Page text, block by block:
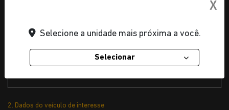
2. Dados do veículo de interesse
X
Selecione a unidade mais próxima a você.
Selecionar